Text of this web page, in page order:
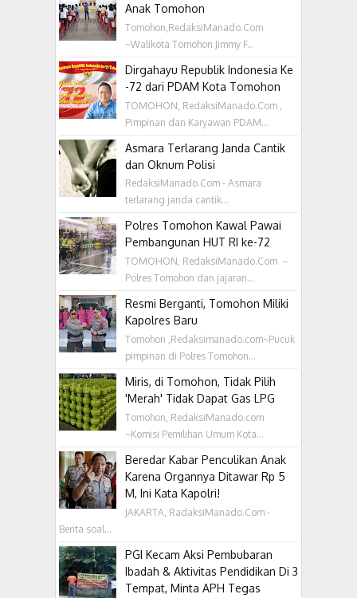
Anak Tomohon
Tomohon,RedaksiManado.Com
~Walikota Tomohon Jimmy F...
Dirgahayu Republik Indonesia Ke
-72 dari PDAM Kota Tomohon
TOMOHON, RedaksiManado.Com ,
Pimpinan dan Karyawan PDAM...
Asmara Terlarang Janda Cantik
dan Oknum Polisi
RedaksiManado.Com - Asmara
terlarang janda cantik...
Polres Tomohon Kawal Pawai
Pembangunan HUT RI ke-72
TOMOHON, RedaksiManado.Com –
Polres Tomohon dan jajaran...
Resmi Berganti, Tomohon Miliki
Kapolres Baru
Tomohon ,Redaksimanado.com~Pucuk
pimpinan di Polres Tomohon...
Miris, di Tomohon, Tidak Pilih
'Merah' Tidak Dapat Gas LPG
Tomohon, RedaksiManado.com
~Komisi Pemilihan Umum Kota...
Beredar Kabar Penculikan Anak
Karena Organnya Ditawar Rp 5
M, Ini Kata Kapolri!
JAKARTA, RadaksiManado.Com -
Berita soal...
PGI Kecam Aksi Pembubaran
Ibadah & Aktivitas Pendidikan Di 3
Tempat, Minta APH Tegas